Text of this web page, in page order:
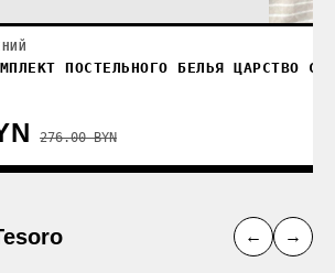
ПОСТЕЛЬНОГО БЕЛЬЯ ЦАРСТВО
276.00 BYN
← →